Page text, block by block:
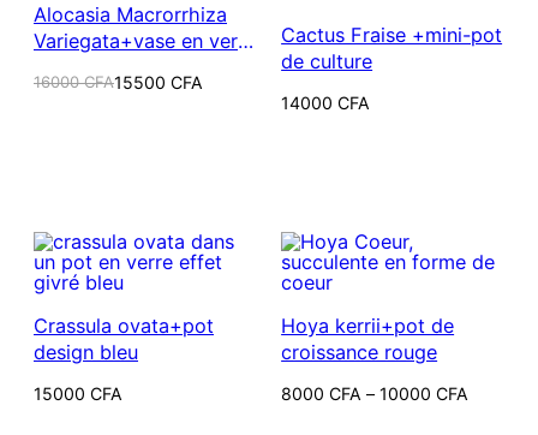
Alocasia Macrorrhiza
Variegata+vase en verre
16000CFA
Le
15500 CFA
Le
Cactus Fraise +mini-pot
de culture
14000CFA
Crassula ovata+pot
design bleu
15000 CFA
Hoya kerrii+pot de
croissance rouge
8000CFA – 10000CFA
Plage